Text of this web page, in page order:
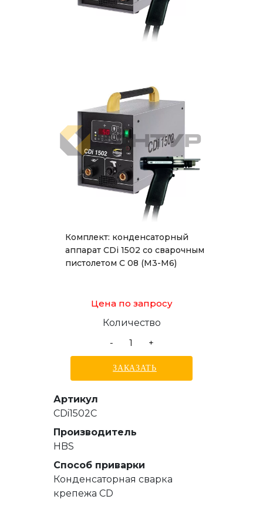
Комплект: конденсаторный
аппарат CDi 1502 со сварочным
пистолетом С 08 (М3-М6)
Цена по запросу
Количество
-
+
ЗАКАЗАТЬ
Артикул
CDi1502C
Производитель
HBS
Способ приварки
Конденсаторная сварка
крепежа CD